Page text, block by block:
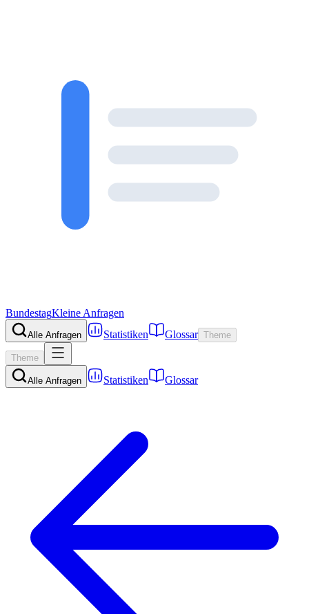
BundestagKleine Anfragen
Alle Anfragen Statistiken Glossar Theme
Theme
Alle Anfragen Statistiken Glossar